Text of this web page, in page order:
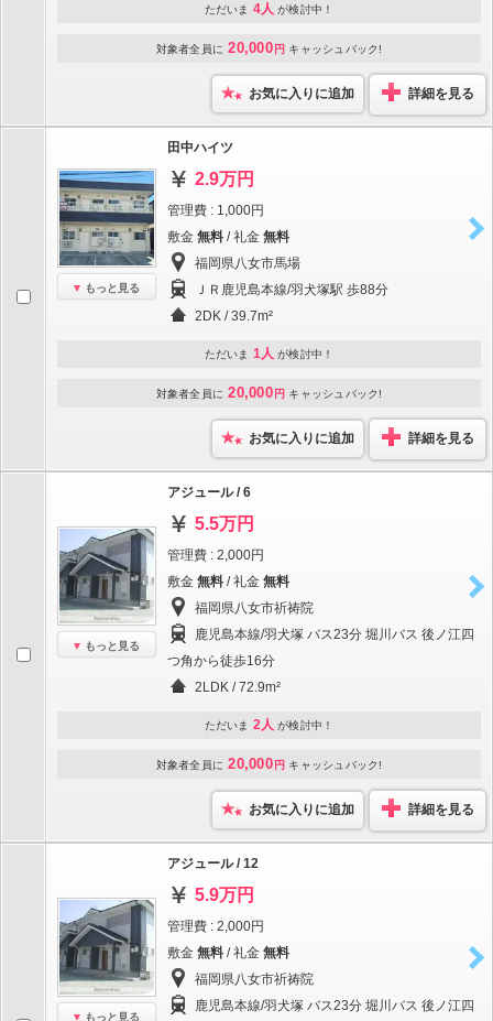
ただいま 4人 が検討中！
対象者全員に 20,000 円 キャッシュバック!
お気に入りに追加 詳細を見る
もっと見る
田中ハイツ
2.9万円
管理費 : 1,000円
敷金 無料 / 礼金 無料
福岡県八女市馬場
ＪＲ鹿児島本線/羽犬塚駅 歩88分
2DK / 39.7m²
ただいま 1人 が検討中！
対象者全員に 20,000 円 キャッシュバック!
お気に入りに追加 詳細を見る
もっと見る
アジュール / 6
5.5万円
管理費 : 2,000円
敷金 無料 / 礼金 無料
福岡県八女市祈祷院
鹿児島本線/羽犬塚 バス23分 堀川バス 後ノ江四
つ角から徒歩16分
2LDK / 72.9m²
ただいま 2人 が検討中！
対象者全員に 20,000 円 キャッシュバック!
お気に入りに追加 詳細を見る
もっと見る
アジュール / 12
5.9万円
管理費 : 2,000円
敷金 無料 / 礼金 無料
福岡県八女市祈祷院
鹿児島本線/羽犬塚 バス23分 堀川バス 後ノ江四